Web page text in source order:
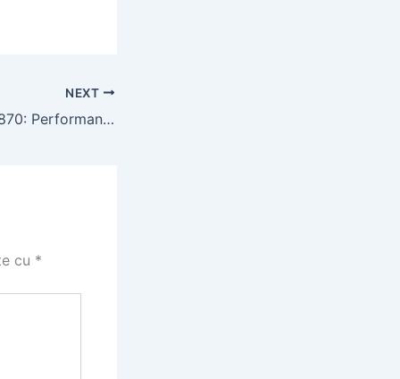
NEXT
Tractorul CLAAS 870: Performanță și Versatilitate în Agricultură
cu *